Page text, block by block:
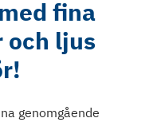
fina
och ljus
genomgående